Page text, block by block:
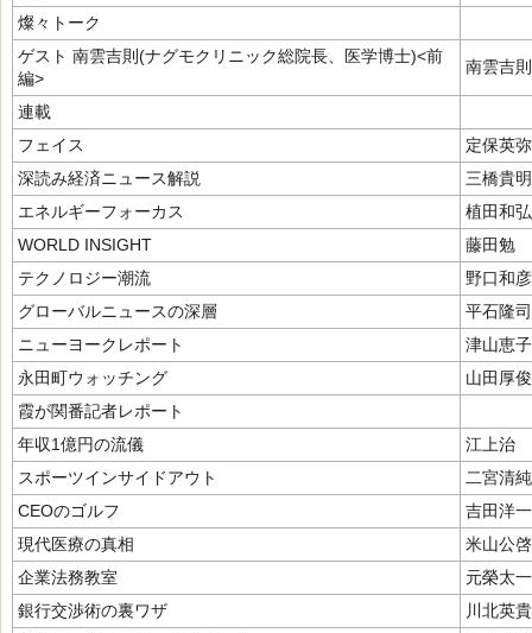
燦々トーク
ゲスト 南雲吉則(ナグモクリニック総院長、医学博士)<前
編>
南雲吉則
連載
フェイス
定保英
深読み経済ニュース解説
三橋貴明
エネルギーフォーカス
植田和弘
WORLD INSIGHT
藤田勉
テクノロジー潮流
野口和彦
グローバルニュースの深層
平石隆司
ニューヨークレポート
津山恵子
永田町ウォッチング
山田厚俊
霞が関番記者レポート
年収1億円の流儀
江上治
スポーツインサイドアウト
二宮清純
CEOのゴルフ
吉田洋
現代医療の真相
米山公啓
企業法務教室
元榮太
銀行交渉術の裏ワザ
川北英貴